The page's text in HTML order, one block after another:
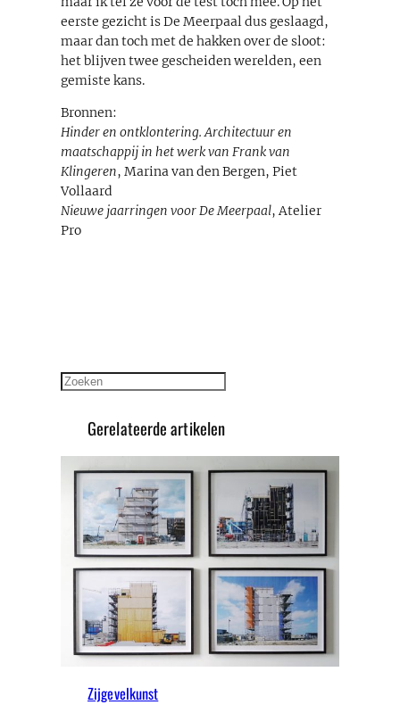
eerste gezicht is De Meerpaal dus geslaagd,
maar dan toch met de hakken over de sloot:
het blijven twee gescheiden werelden, een
gemiste kans.
Bronnen:
Hinder en ontklontering. Architectuur en
maatschappij in het werk van Frank van
Klingeren, Marina van den Bergen, Piet
Vollaard
Nieuwe jaarringen voor De Meerpaal, Atelier
Pro
Zoeken
Gerelateerde artikelen
Zijgevelkunst